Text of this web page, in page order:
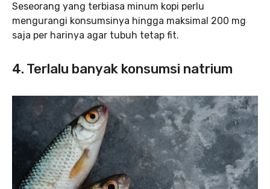
Seseorang yang terbiasa minum kopi perlu
mengurangi konsumsinya hingga maksimal 200 mg
saja per harinya agar tubuh tetap fit.
4. Terlalu banyak konsumsi natrium